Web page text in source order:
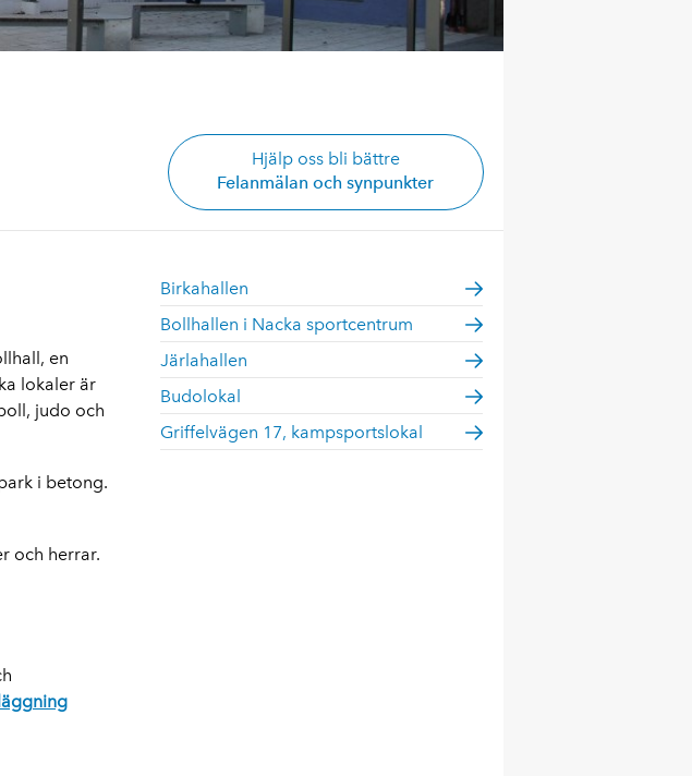
Hjälp oss bli bättre
Felanmälan och synpunkter
Birkahallen
Bollhallen i Nacka sportcentrum
Järlahallen
Budolokal
Griffelvägen 17, kampsportslokal
en
lokaler är
judo och
i betong.
och herrar.